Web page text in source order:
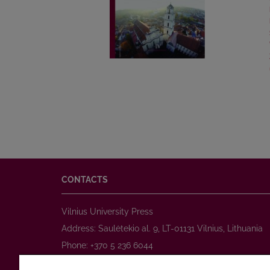
CONTACTS
Vilnius University Press
Address: Saulėtekio al. 9, LT-01131 Vilnius, Lithuania
Phone: +370 5 236 6044